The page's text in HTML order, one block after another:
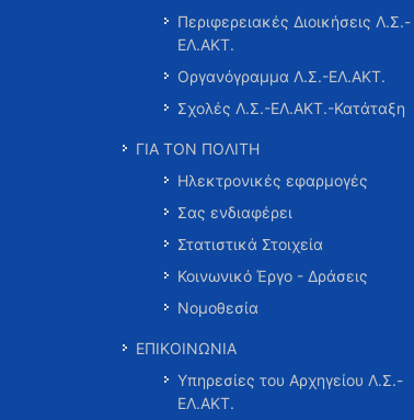
Περιφερειακές Διοικήσεις Λ.Σ.-
ΕΛ.ΑΚΤ.
Οργανόγραμμα Λ.Σ.-ΕΛ.ΑΚΤ.
Σχολές Λ.Σ.-ΕΛ.ΑΚΤ.-Κατάταξη
ΓΙΑ ΤΟΝ ΠΟΛΙΤΗ
Ηλεκτρονικές εφαρμογές
Σας ενδιαφέρει
Στατιστικά Στοιχεία
Κοινωνικό Έργο - Δράσεις
Νομοθεσία
ΕΠΙΚΟΙΝΩΝΙΑ
Υπηρεσίες του Αρχηγείου Λ.Σ.-
ΕΛ.ΑΚΤ.